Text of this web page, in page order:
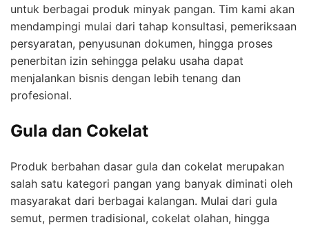
untuk berbagai produk minyak pangan. Tim kami akan
mendampingi mulai dari tahap konsultasi, pemeriksaan
persyaratan, penyusunan dokumen, hingga proses
penerbitan izin sehingga pelaku usaha dapat
menjalankan bisnis dengan lebih tenang dan
profesional.
Gula dan Cokelat
Produk berbahan dasar gula dan cokelat merupakan
salah satu kategori pangan yang banyak diminati oleh
masyarakat dari berbagai kalangan. Mulai dari gula
semut, permen tradisional, cokelat olahan, hingga